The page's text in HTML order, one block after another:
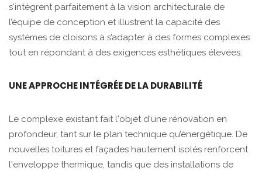
s'intègrent parfaitement à la vision architecturale de
l’équipe de conception et illustrent la capacité des
systèmes de cloisons à s’adapter à des formes complexes
tout en répondant à des exigences esthétiques élevées.
UNE APPROCHE INTÉGRÉE DE LA DURABILITÉ
Le complexe existant fait l'objet d'une rénovation en
profondeur, tant sur le plan technique qu’énergétique. De
nouvelles toitures et façades hautement isolés renforcent
l'enveloppe thermique, tandis que des installations de